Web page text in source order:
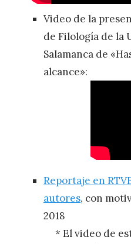
Video de la
de Filología de la
Salamanca de
alcance»:
Reportaje en
autores, con
2018
* El video de